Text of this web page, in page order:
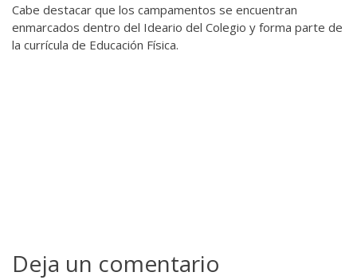
Cabe destacar que los campamentos se encuentran
enmarcados dentro del Ideario del Colegio y forma parte de
la currícula de Educación Física.
Deja un comentario